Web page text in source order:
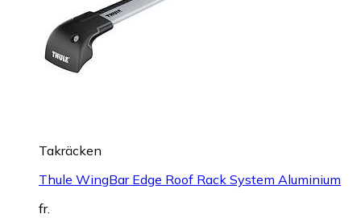
Takräcken
Thule WingBar Edge Roof Rack System Aluminium
fr.